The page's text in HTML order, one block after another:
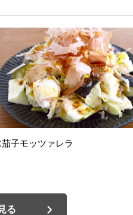
茄子モッツァレラ
る